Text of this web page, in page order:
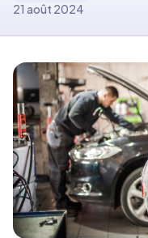
21 août 2024